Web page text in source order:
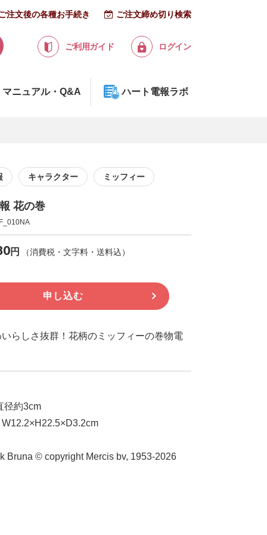
注文後の各種お手続き ご注文締め切り検索
ご利用ガイド ログイン
マニュアル・Q&A ハート電報ラボ
キャラクター ミッフィー
花の巻
円 （消費税・文字料・送料込）
申し込む
らしさ抜群！花柄のミッフィーの巻物電
径約3cm
Bruna © copyright Mercis bv, 1953-2026